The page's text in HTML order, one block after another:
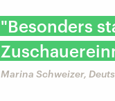
"Besonders
Marina Schweizer,